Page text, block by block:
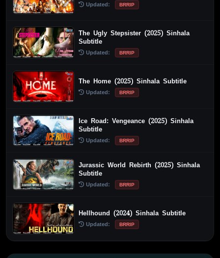
Updated: BRRIP
The Ugly Stepsister (2025) Sinhala
Subtitle
Updated: BRRIP
The Home (2025) Sinhala Subtitle
Updated: BRRIP
Ice Road: Vengeance (2025) Sinhala
Subtitle
Updated: BRRIP
Jurassic World Rebirth (2025) Sinhala
Subtitle
Updated: BRRIP
Hellhound (2024) Sinhala Subtitle
Updated: BRRIP